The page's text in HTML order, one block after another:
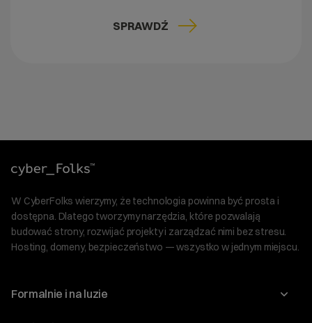
SPRAWDŹ
W CyberFolks wierzymy, że technologia powinna być prosta i
dostępna. Dlatego tworzymy narzędzia, które pozwalają
budować strony, rozwijać projekty i zarządzać nimi bez stresu.
Hosting, domeny, bezpieczeństwo — wszystko w jednym miejscu.
Formalnie i na luzie